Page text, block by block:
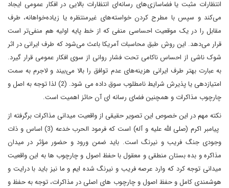
انتظارات مثبت یا فضاسازی‌های رسانه‌ای انتظارات بالایی در افکار عمومی ایجاد
می‌کند و سپس با مطرح کردن خواسته‌های غیرمنتظره یا زیاده‌خواهانه، طرف
مقابل را در یک موقعیت احساسی منفی که از خط پایه اولیه هم منفی‌تر است
قرار می‌دهد. این روش طبق محاسبات آمریکا باعث می‌شود که طرف ایرانی در اثر
شوک ناشی از احساس ناکامی تحت فشار روانی از سوی افکار عمومی قرار گیرد.
به عبارت بهتر طرف ایرانی هزینه‌های عدم توافق را بالا می‌بیند و لاجرم به سمت
امتیازدهی یا پذیرش شرایط نامطلوب سوق داده می شود. (2) لذا توجه به اصل و
چارچوب مذاکرات و همچنین فضای رسانه ای آن حائز اهمیت است.
نکته مهم در این خصوص این تصویر حقیقی از واقعیت میدانی مذاکرات برگرفته از
پیامبر اکرم (صلی الله علیه و آله) است که فرمود الحرب خدعه (3) اساس و ذات
وجودی جنگ فریب و نیرنگ است. باید ضمن ورود و حضور مؤثر در میدان
مذاکره و بده بستان منطقی و معقول با حفظ اصول و چارچوب ها به این واقعیت
میدانی توجه کرد که وارد عرصه فریب و نیرنگ شده ایم و ما نیز باید با درایت و
هوشمندی کامل و حفظ اصول و چارچوب های اصلی در مذاکرات، توجه به حفظ و